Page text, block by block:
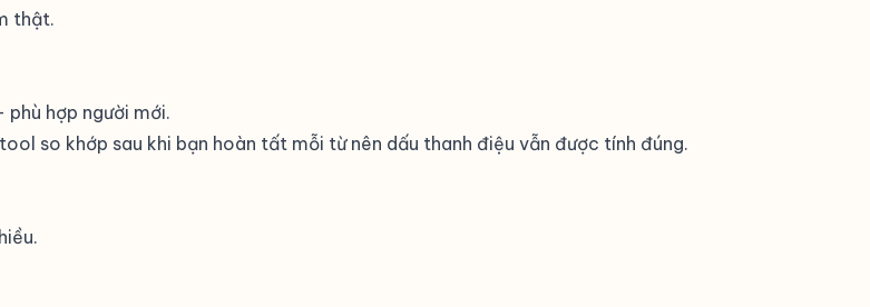
thật.
hợp người mới.
so khớp sau khi bạn hoàn tất mỗi từ nên dấu thanh điệu vẫn được tính đúng.